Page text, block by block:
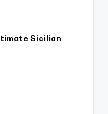
Sicilian